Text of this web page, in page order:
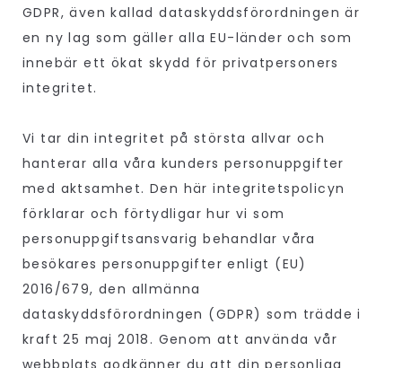
GDPR, även kallad dataskyddsförordningen är
en ny lag som gäller alla EU-länder och som
innebär ett ökat skydd för privatpersoners
integritet.
Vi tar din integritet på största allvar och
hanterar alla våra kunders personuppgifter
med aktsamhet. Den här integritetspolicyn
förklarar och förtydligar hur vi som
personuppgiftsansvarig behandlar våra
besökares personuppgifter enligt (EU)
2016/679, den allmänna
dataskyddsförordningen (GDPR) som trädde i
kraft 25 maj 2018. Genom att använda vår
webbplats godkänner du att din personliga